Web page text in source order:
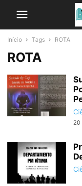
Início Tags ROTA
ROTA
20